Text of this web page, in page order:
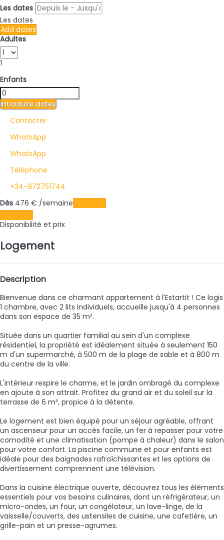
Les dates
Les dates
Add dates
Adultes
1
Enfants
Introduire dates
Contacter
WhatsApp
WhatsApp
Téléphone
+34-972751744
Dès 476 € /semaine
Disponibilité et prix
Logement
Description
Bienvenue dans ce charmant appartement à l'Estartit ! Ce logis
1 chambre, avec 2 lits individuels, accueille jusqu'à 4 personnes
dans son espace de 35 m².
Située dans un quartier familial au sein d'un complexe
résidentiel, la propriété est idéalement située à seulement 150
m d'un supermarché, à 500 m de la plage de sable et à 800 m
du centre de la ville.
L'intérieur respire le charme, et le jardin ombragé du complexe
en ajoute à son attrait. Profitez du grand air et du soleil sur la
terrasse de 6 m², propice à la détente.
Le logement est bien équipé pour un séjour agréable, offrant
un ascenseur pour un accès facile, un fer à repasser pour votre
comodité et une climatisation (pompe à chaleur) dans le salon
pour votre confort. La piscine commune et pour enfants est
idéale pour des baignades rafraîchissantes et les options de
divertissement comprennent une télévision.
Dans la cuisine électrique ouverte, découvrez tous les éléments
essentiels pour vos besoins culinaires, dont un réfrigérateur, un
micro-ondes, un four, un congélateur, un lave-linge, de la
vaisselle/couverts, des ustensiles de cuisine, une cafetière, un
grille-pain et un presse-agrumes.